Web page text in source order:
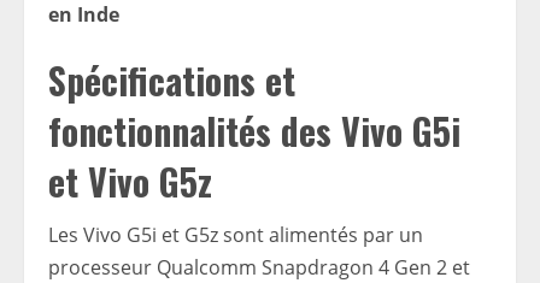
en Inde
Spécifications et
fonctionnalités des Vivo G5i
et Vivo G5z
Les Vivo G5i et G5z sont alimentés par un
processeur Qualcomm Snapdragon 4 Gen 2 et